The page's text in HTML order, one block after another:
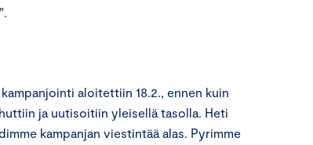
aloitettiin 18.2., ennen kuin
ja uutisoitiin yleisellä tasolla. Heti
kampanjan viestintää alas. Pyrimme